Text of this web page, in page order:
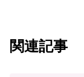
関連記事